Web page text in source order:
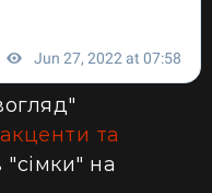
та
"сімки" на